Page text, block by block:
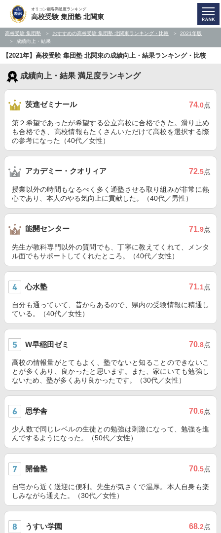
オリコン顧客満足度ランキング
高校受験 集団塾 北関東
高校受験 集団塾 おすすめの高校受験 集団塾 北関東ランキング・比較
2021年版
成績向上・結果
【2021年】高校受験 集団塾 北関東の成績向上・結果ランキング・比較
成績向上・結果 満足度ランキング
茨進ゼミナール 74.0点
第２希望であったが希望する公立高校に合格できた。滑り止め
も合格でき、高校情報もたくさんいただけて高校を選択する際
の参考になった（40代／女性）
アカデミー・クオリィア 72.5点
授業以外の時間もなるべく多く通塾させる取り組みが非常に熱
心であり、本人のやる気向上に貢献した。（40代／男性）
能開センター 71.9点
先生が教科専門以外の質問でも、丁寧に教えてくれて、メンタ
ル面でもサポートしてくれたところ。（40代／女性）
心水塾 71.1点
自分も通っていて、昔からあるので、県内の受験情報に精通し
ている。（40代／女性）
W早稲田ゼミ 70.8点
高校の情報量がとてもよく、塾でないと知ることのできないこ
とが多くあり、良かったと思います。また、家にいても勉強し
ないため、塾が多くあり良かったです。（30代／女性）
思学舎 70.6点
少人数で同じレベルの生徒との勉強は刺激になって、勉強を進
んでするようになった。（50代／女性）
開倫塾 70.5点
自宅から近く送迎に便利。先生が気さくで温厚。本人自身も楽
しみながら通えた。（30代／女性）
うすい学園 68.2点